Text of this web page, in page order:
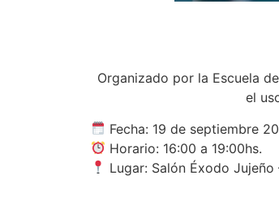
Organizado por la Escuela
el
Fecha: 19 de septiembre
Horario: 16:00 a 19:00hs.
Lugar: Salón Éxodo